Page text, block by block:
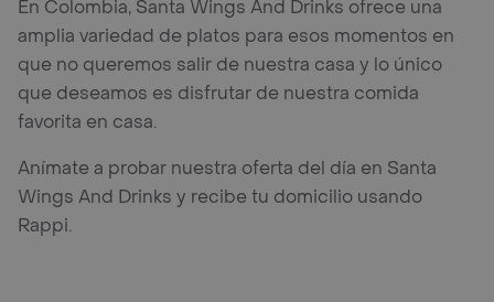
En Colombia, Santa Wings And Drinks ofrece una
amplia variedad de platos para esos momentos en
que no queremos salir de nuestra casa y lo único
que deseamos es disfrutar de nuestra comida
favorita en casa.
Anímate a probar nuestra oferta del día en Santa
Wings And Drinks y recibe tu domicilio usando
Rappi.